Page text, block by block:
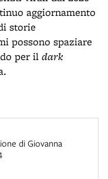
aggiornamento
storie
possono spaziare
per il dark
di Giovanna